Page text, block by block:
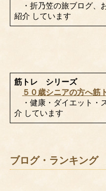
・折乃笠の旅ブログ、
紹介 しています
筋トレ シリーズ
５０歳シニアの方へ筋
・健康・ダイエット・
介 しています
ブログ・ランキング